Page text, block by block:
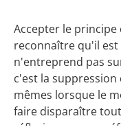
Accepter le
reconnaître qu'il
n'entreprend pas
c'est la
mêmes lorsque le
faire disparaître
réflexion pour y